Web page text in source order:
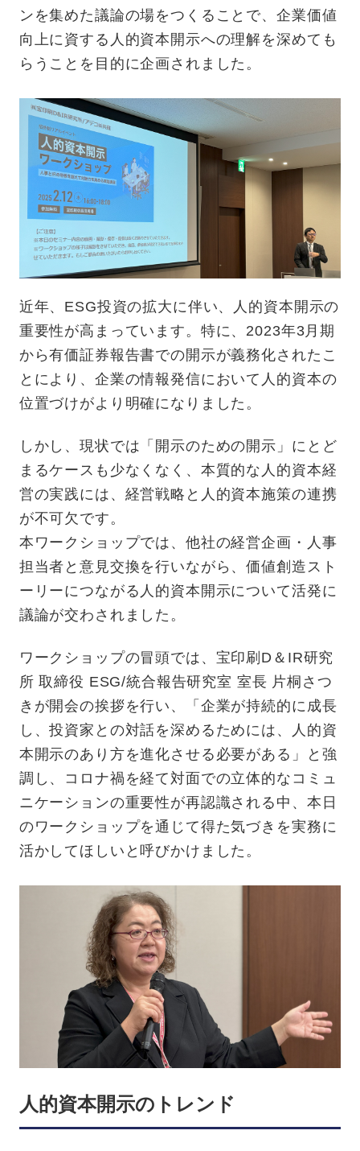
ンを集めた議論の場をつくることで、企業価値
向上に資する人的資本開示への理解を深めても
らうことを目的に企画されました。
近年、ESG投資の拡大に伴い、人的資本開示の
重要性が高まっています。特に、2023年3月期
から有価証券報告書での開示が義務化されたこ
とにより、企業の情報発信において人的資本の
位置づけがより明確になりました。
しかし、現状では「開示のための開示」にとど
まるケースも少なくなく、本質的な人的資本経
営の実践には、経営戦略と人的資本施策の連携
が不可欠です。
本ワークショップでは、他社の経営企画・人事
担当者と意見交換を行いながら、価値創造スト
ーリーにつながる人的資本開示について活発に
議論が交わされました。
ワークショップの冒頭では、宝印刷D＆IR研究
所 取締役 ESG/統合報告研究室 室長 片桐さつ
きが開会の挨拶を行い、「企業が持続的に成長
し、投資家との対話を深めるためには、人的資
本開示のあり方を進化させる必要がある」と強
調し、コロナ禍を経て対面での立体的なコミュ
ニケーションの重要性が再認識される中、本日
のワークショップを通じて得た気づきを実務に
活かしてほしいと呼びかけました。
人的資本開示のトレンド